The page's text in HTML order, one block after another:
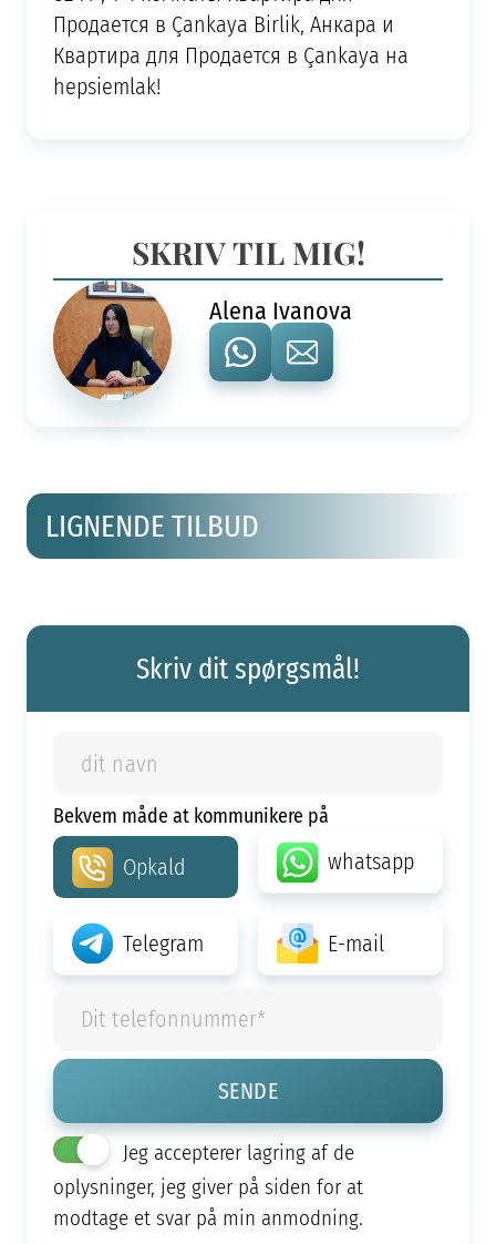
Продается в Çankaya Birlik, Анкара и
Квартира для Продается в Çankaya на
hepsiemlak!
SKRIV TIL MIG!
Alena Ivanova
LIGNENDE TILBUD
Skriv dit spørgsmål!
Bekvem måde at kommunikere på
Opkald whatsapp
Telegram E-mail
Jeg accepterer lagring af de
oplysninger, jeg giver på siden for at
modtage et svar på min anmodning.